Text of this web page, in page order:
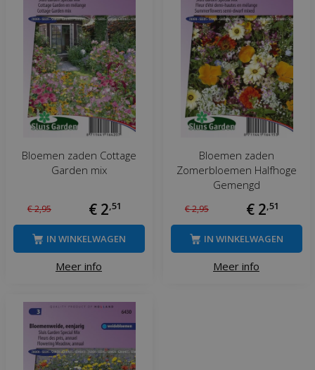
Bloemen zaden Cottage
Garden mix
€2,95 € 2,51
Meer info
IN WINKELWAGEN
Bloemen zaden
Zomerbloemen Halfhoge
Gemengd
€2,95 € 2,51
Meer info
IN WINKELWAGEN